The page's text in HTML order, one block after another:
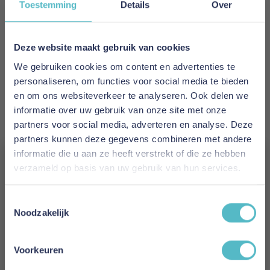
Toestemming Details Over
Deze website maakt gebruik van cookies
We gebruiken cookies om content en advertenties te
personaliseren, om functies voor social media te bieden
en om ons websiteverkeer te analyseren. Ook delen we
informatie over uw gebruik van onze site met onze
partners voor social media, adverteren en analyse. Deze
partners kunnen deze gegevens combineren met andere
informatie die u aan ze heeft verstrekt of die ze hebben
verzameld op basis van uw gebruik van hun services.
Noodzakelijk
Voorkeuren
EAN
5700111292121
Prijs
€ 1.617,00
Levertijd
6 tot 8 weken
Kleur
Model
Lomira Sofa Bed Nordic Cover Classic (Only
E-mail